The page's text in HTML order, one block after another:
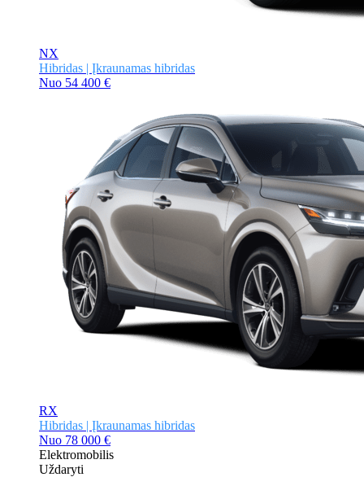
NX
Hibridas | Įkraunamas hibridas
Nuo 54 400 €
RX
Hibridas | Įkraunamas hibridas
Nuo 78 000 €
Elektromobilis
Uždaryti